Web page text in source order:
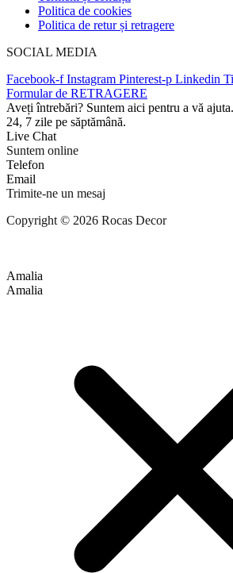
Politica de cookies
Politica de retur și retragere
SOCIAL MEDIA
Facebook-f Instagram Pinterest-p Linkedin
Formular de RETRAGERE
Aveți întrebări? Suntem aici pentru a vă
24, 7 zile pe săptămână.
Live Chat
Suntem online
Telefon
Email
Trimite-ne un mesaj
Copyright © 2026 Rocas Decor
Amalia
Amalia